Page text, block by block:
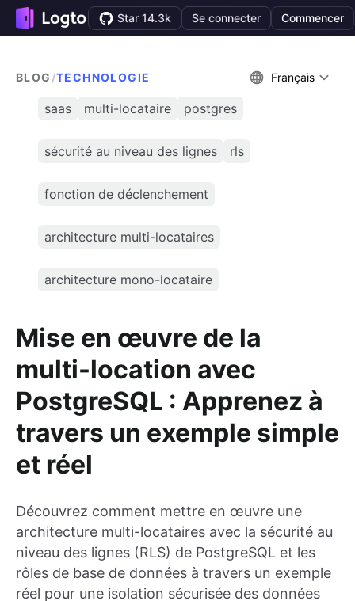
Star 14.3k Se connecter Commencer
BLOG /TECHNOLOGIE Français
saas multi-locataire postgres
sécurité au niveau des lignes rls
fonction de déclenchement
architecture multi-locataires
architecture mono-locataire
Mise en œuvre de la
multi-location avec
PostgreSQL : Apprenez à
travers un exemple simple
et réel
Découvrez comment mettre en œuvre une
architecture multi-locataires avec la sécurité au
niveau des lignes (RLS) de PostgreSQL et les
rôles de base de données à travers un exemple
réel pour une isolation sécurisée des données